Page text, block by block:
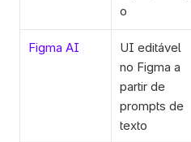
o
Figma AI
UI editável
no Figma a
partir de
prompts de
texto